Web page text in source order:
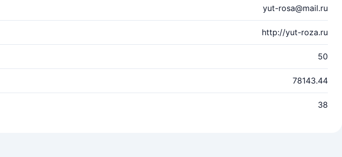
yut-rosa@mail.ru
http://yut-roza.ru
50
78143.44
38